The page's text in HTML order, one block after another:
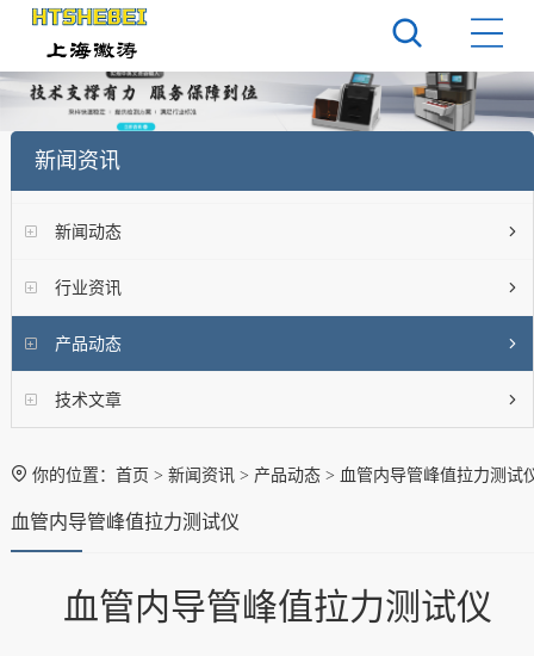
新闻资讯
新闻动态
行业资讯
产品动态
技术文章
你的位置： 首页 > 新闻资讯 > 产品动态 > 血管内导管峰值拉力测试
血管内导管峰值拉力测试仪
血管内导管峰值拉力测试仪